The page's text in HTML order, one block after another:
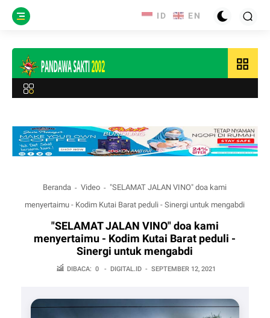
grid_view
Beranda Video
"SELAMAT JALAN VINO" doa kami
menyertaimu - Kodim Kutai Barat peduli - Sinergi untuk mengabdi
"SELAMAT JALAN VINO" doa kami
menyertaimu - Kodim Kutai Barat peduli -
Sinergi untuk mengabdi
DIBACA: 0 - DIGITAL.ID - SEPTEMBER 12, 2021